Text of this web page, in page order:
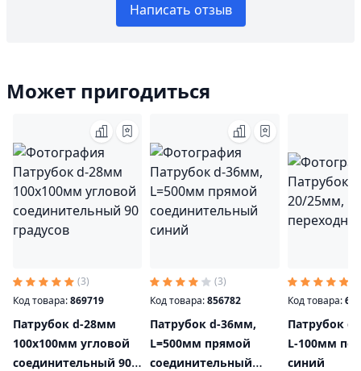
Написать отзыв
Может пригодиться
(3)
Код товара:869719
Патрубок d-28мм
100x100мм угловой
соединительный 90
(3)
Код товара:856782
Патрубок d-36мм,
L=500мм прямой
соединительный
Код товара:
Патрубок
L-100мм
синий